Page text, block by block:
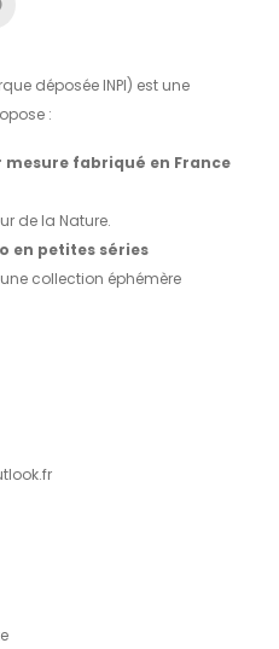
déposée INPI) est une
:
fabriqué en France
de la Nature.
en petites séries
collection éphémère